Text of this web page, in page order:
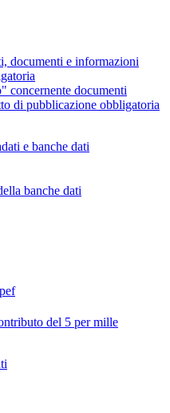
documenti e informazioni
concernente documenti
di pubblicazione obbligatoria
e banche dati
banche dati
del 5 per mille